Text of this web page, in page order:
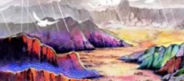
2024
2023
2022